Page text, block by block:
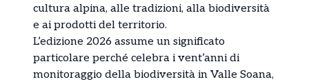
cultura alpina, alle tradizioni, alla biodiversità
e ai prodotti del territorio.
L’edizione 2026 assume un significato
particolare perché celebra i vent’anni di
monitoraggio della biodiversità in Valle Soana,